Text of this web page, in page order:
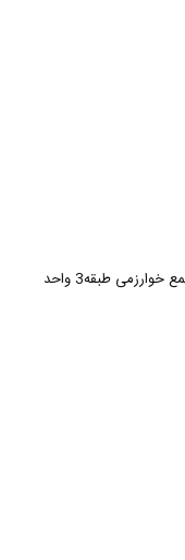
شیراز - خیابان سید جمالدین اسدآبادی کوچه 3 مجتمع خوارزمی طبقه3 واحد